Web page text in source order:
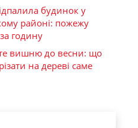
будинок у
районі: пожежу
годину
вишню до весни: що
на дереві саме